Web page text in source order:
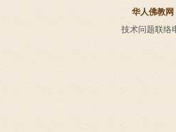
华人佛教网
技术问题联络